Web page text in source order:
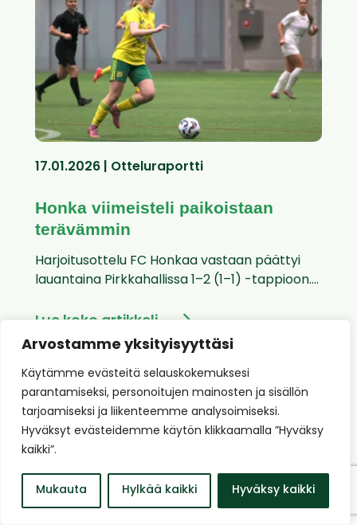
Arvostamme yksityisyyttäsi
Käytämme evästeitä selauskokemuksesi
parantamiseksi, personoitujen mainosten ja sisällön
tarjoamiseksi ja liikenteemme analysoimiseksi.
Hyväksyt evästeidemme käytön klikkaamalla ”Hyväksy
kaikki”.
Mukauta Hylkää kaikki Hyväksy kaikki
17.01.2026 | Otteluraportti
Honka viimeisteli paikoistaan
terävämmin
Harjoitusottelu FC Honkaa vastaan päättyi
lauantaina Pirkkahallissa 1–2 (1–1) -tappioon....
Lue koko artikkeli